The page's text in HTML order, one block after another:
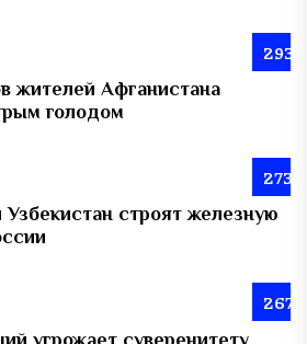
293
жителей Афганистана
голодом
273
строят железную
267
угрожает суверенитету